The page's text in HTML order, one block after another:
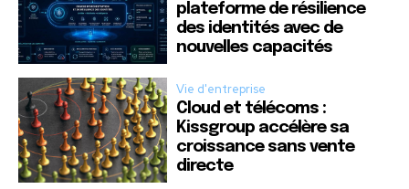
plateforme de résilience
des identités avec de
nouvelles capacités
Vie d'entreprise
Cloud et télécoms :
Kissgroup accélère sa
croissance sans vente
directe